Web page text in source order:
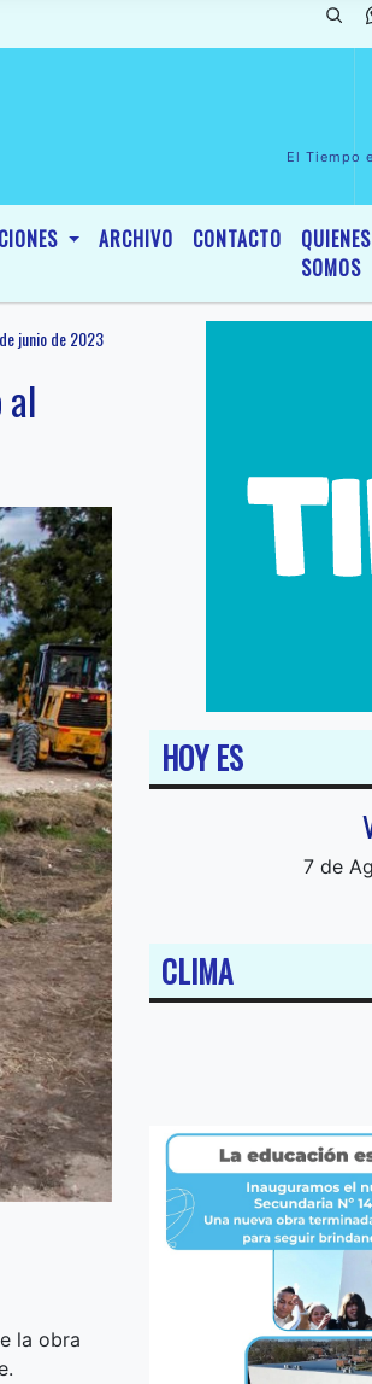
fue declarada de InterÃ©s General y
El Tiempo
ARCHIVO CONTACTO
QUIENES
SOMOS
junio de 2023
al
la obra
HOY ES
7 de
CLIMA